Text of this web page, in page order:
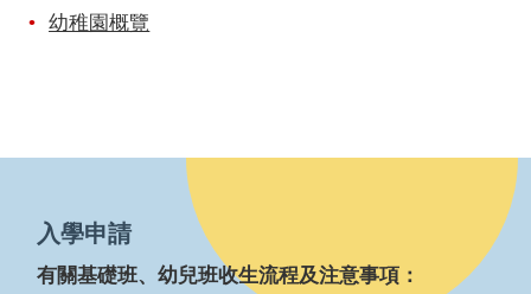
幼稚園概覽
入學申請
有關基礎班、幼兒班收生流程及注意事項：